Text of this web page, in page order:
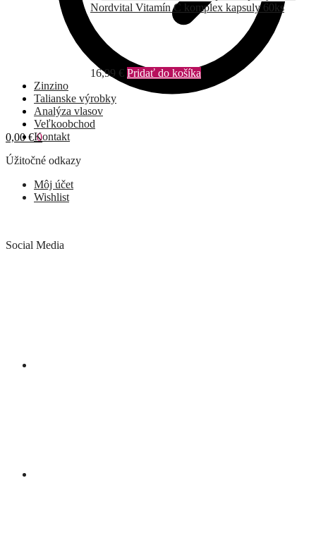
0,00€ 0
Nordvital Vitamín C komplex kapsuly 60ks
16,99 € Pridať do košíka
Zinzino
Talianske výrobky
Analýza vlasov
Veľkoobchod
Kontakt
Úžitočné odkazy
Môj účet
Wishlist
Social Media